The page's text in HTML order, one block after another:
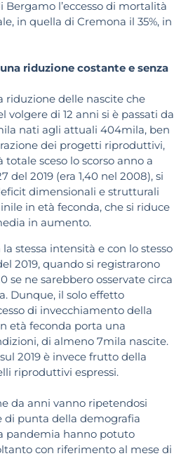
l’eccesso di mortalità
in quella di Cremona il 35%, in
riduzione costante e senza
riduzione delle nascite che
volgere di 12 anni si è passati da
nati agli attuali 404mila, ben
dei progetti riproduttivi,
sceso lo scorso anno a
del 2019 (era 1,40 nel 2008), si
dimensionali e strutturali
in età feconda, che si riduce
in aumento.
stessa intensità e con lo stesso
2019, quando si registrarono
se ne sarebbero osservate circa
Dunque, il solo effetto
di invecchiamento della
età feconda porta una
di almeno 7mila nascite.
2019 è invece frutto della
riproduttivi espressi.
da anni vanno ripetendosi
di punta della demografia
pandemia hanno potuto
con riferimento al mese di